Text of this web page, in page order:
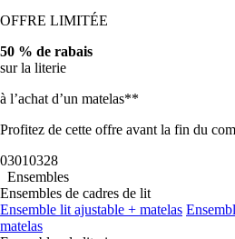
OFFRE LIMITÉE
50 % de rabais
sur la literie
à l’achat d’un matelas**
Profitez de cette offre avant la fin du
03010326
Ensembles
Ensembles de cadres de lit
Ensemble lit ajustable + matelas
matelas